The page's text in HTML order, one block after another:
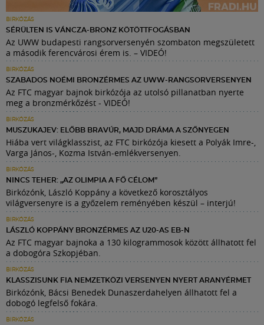
BIRKÓZÁS
SÉRÜLTEN IS VÁNCZA-BRONZ KÖTÖTTFOGÁSBAN
Az UWW budapesti rangsorversenyén szombaton megszületett
a második ferencvárosi érem is. – VIDEÓ!
BIRKÓZÁS
SZABADOS NOÉMI BRONZÉRMES AZ UWW-RANGSORVERSENYEN
Az FTC magyar bajnok birkózója az utolsó pillanatban nyerte
meg a bronzmérkőzést - VIDEÓ!
BIRKÓZÁS
MUSZUKAJEV: ELŐBB BRAVÚR, MAJD DRÁMA A SZŐNYEGEN
Hiába vert világklasszist, az FTC birkózója kiesett a Polyák Imre-,
Varga János-, Kozma István-emlékversenyen.
BIRKÓZÁS
NINCS TEHER: „AZ OLIMPIA A FŐ CÉLOM”
Birkózónk, László Koppány a következő korosztályos
világversenyre is a győzelem reményében készül – interjú!
BIRKÓZÁS
LÁSZLÓ KOPPÁNY BRONZÉRMES AZ U20-AS EB-N
Az FTC magyar bajnoka a 130 kilogrammosok között állhatott fel
a dobogóra Szkopjéban.
BIRKÓZÁS
KLASSZISUNK FIA NEMZETKÖZI VERSENYEN NYERT ARANYÉRMET
Birkózónk, Bácsi Benedek Dunaszerdahelyen állhatott fel a
dobogó legfelső fokára.
BIRKÓZÁS